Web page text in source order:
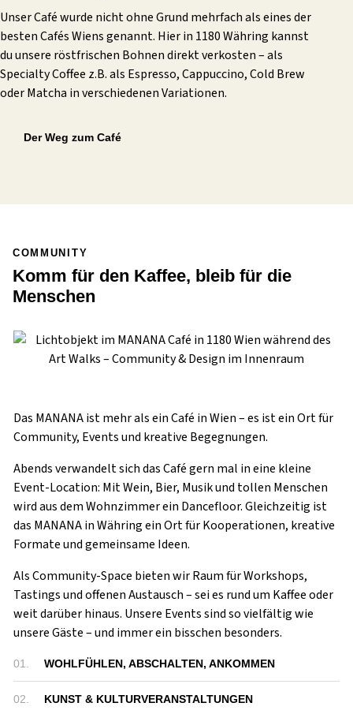
Unser Café wurde nicht ohne Grund mehrfach als eines der
besten Cafés Wiens genannt. Hier in 1180 Währing kannst
du unsere röstfrischen Bohnen direkt verkosten – als
Specialty Coffee z.B. als Espresso, Cappuccino, Cold Brew
oder Matcha in verschiedenen Variationen.
Der Weg zum Café
COMMUNITY
Komm für den Kaffee, bleib für die
Menschen
Das MANANA ist mehr als ein Café in Wien – es ist ein Ort für
Community, Events und kreative Begegnungen.
Abends verwandelt sich das Café gern mal in eine kleine
Event-Location: Mit Wein, Bier, Musik und tollen Menschen
wird aus dem Wohnzimmer ein Dancefloor. Gleichzeitig ist
das MANANA in Währing ein Ort für Kooperationen, kreative
Formate und gemeinsame Ideen.
Als Community-Space bieten wir Raum für Workshops,
Tastings und offenen Austausch – sei es rund um Kaffee oder
weit darüber hinaus. Unsere Events sind so vielfältig wie
unsere Gäste – und immer ein bisschen besonders.
01. WOHLFÜHLEN, ABSCHALTEN, ANKOMMEN
02. KUNST & KULTURVERANSTALTUNGEN